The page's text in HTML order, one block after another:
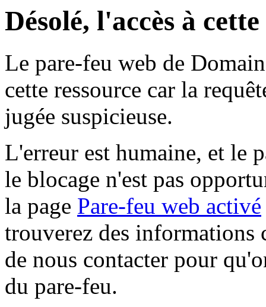
Désolé, l'accès à
Le pare-feu web de
cette ressource car la
jugée suspicieuse.
L'erreur est humaine, et le
le blocage n'est pas
la page Pare-feu web activé
trouverez des informations
de nous contacter pour
du pare-feu.